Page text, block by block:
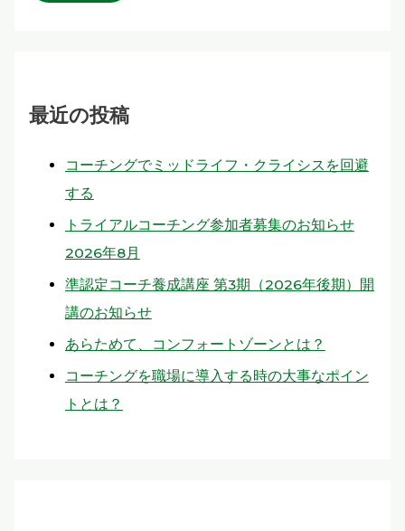
最近の投稿
コーチングでミッドライフ・クライシスを回避
する
トライアルコーチング参加者募集のお知らせ
2026年8月
準認定コーチ養成講座 第3期（2026年後期）開
講のお知らせ
あらためて、コンフォートゾーンとは？
コーチングを職場に導入する時の大事なポイン
トとは？